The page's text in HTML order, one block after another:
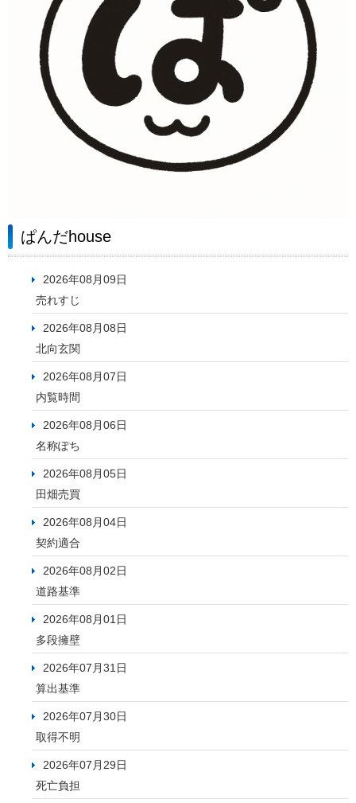
ぱんだhouse
2026年08月09日
売れすじ
2026年08月08日
北向玄関
2026年08月07日
内覧時間
2026年08月06日
名称ぽち
2026年08月05日
田畑売買
2026年08月04日
契約適合
2026年08月02日
道路基準
2026年08月01日
多段擁壁
2026年07月31日
算出基準
2026年07月30日
取得不明
2026年07月29日
死亡負担